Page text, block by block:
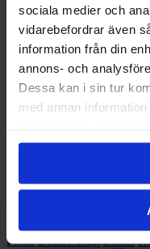
sociala medier och
vidarebefordrar även
information från din
annons- och
Dessa kan i sin tur
med annan
Ja
Nej
Jag har tagit del av
personuppgifter.Klicka här
personuppgifter.
Äppelviken, Bromma
Majvägen 26
Klassisk nationalromantik
Fakta Beskrivning Bilder